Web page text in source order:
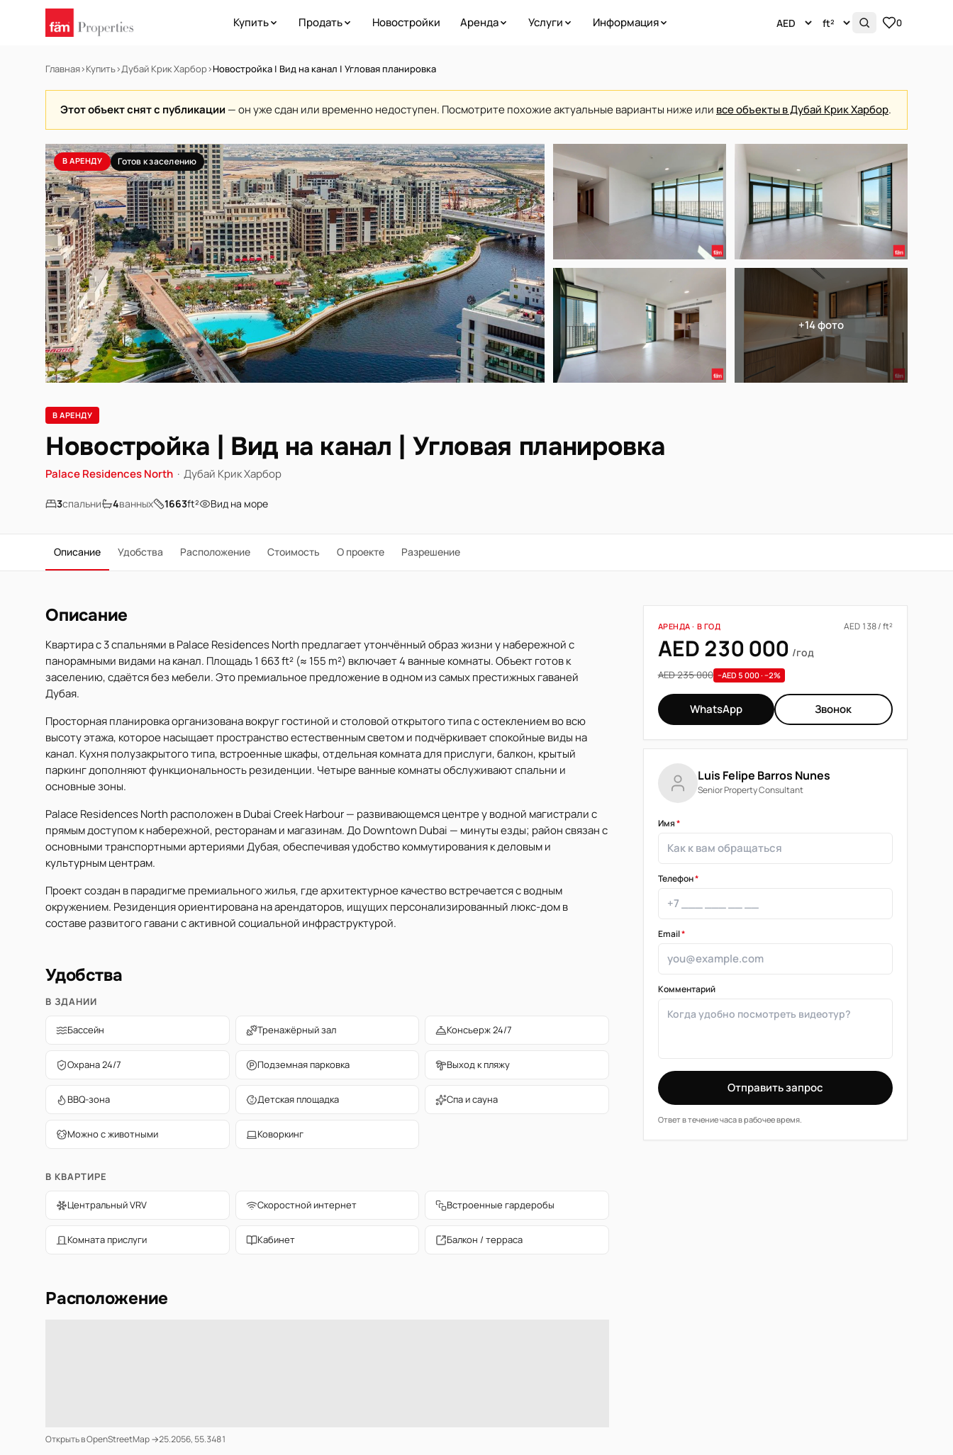
Купить Продать Новостройки Аренда Услуги Информация 0
Главная›Купить›Дубай Крик Харбор›Новостройка | Вид на канал | Угловая планировка
Этот объект снят с публикации — он уже сдан или временно недоступен. Посмотрите похожие актуальные варианты ниже или все объекты в Дубай Крик Харбор.
В АРЕНДУ Готов к заселению
+14 фото
В АРЕНДУ
Новостройка | Вид на канал | Угловая планировка
Palace Residences North · Дубай Крик Харбор
3спальни 4ванных 1663ft² Вид на море
Описание Удобства Расположение Стоимость О проекте Разрешение
Описание
Квартира с 3 спальнями в Palace Residences North предлагает утончённый образ жизни у набережной с
панорамными видами на канал. Площадь 1 663 ft² (≈ 155 m²) включает 4 ванные комнаты. Объект готов к
заселению, сдаётся без мебели. Это премиальное предложение в одном из самых престижных гаваней
Дубая.
Просторная планировка организована вокруг гостиной и столовой открытого типа с остеклением во всю
высоту этажа, которое насыщает пространство естественным светом и подчёркивает спокойные виды на
канал. Кухня полузакрытого типа, встроенные шкафы, отдельная комната для прислуги, балкон, крытый
паркинг дополняют функциональность резиденции. Четыре ванные комнаты обслуживают спальни и
основные зоны.
Palace Residences North расположен в Dubai Creek Harbour — развивающемся центре у водной магистрали с
прямым доступом к набережной, ресторанам и магазинам. До Downtown Dubai — минуты езды; район связан с
основными транспортными артериями Дубая, обеспечивая удобство коммутирования к деловым и
культурным центрам.
Проект создан в парадигме премиального жилья, где архитектурное качество встречается с водным
окружением. Резиденция ориентирована на арендаторов, ищущих персонализированный люкс-дом в
составе развитого гавани с активной социальной инфраструктурой.
Удобства
В ЗДАНИИ
Бассейн Тренажёрный зал Консьерж 24/7
Охрана 24/7 Подземная парковка Выход к пляжу
BBQ-зона Детская площадка Спа и сауна
Можно с животными Коворкинг
В КВАРТИРЕ
Центральный VRV Скоростной интернет Встроенные гардеробы
Комната прислуги Кабинет Балкон / терраса
Расположение
Открыть в OpenStreetMap →25.2056, 55.3481
АРЕНДА · В ГОД AED 138 / ft²
AED 230 000 /год
AED 235 000 −AED 5 000 · −2%
WhatsApp Звонок
Luis Felipe Barros Nunes
Senior Property Consultant
Имя*
Телефон*
Email*
Комментарий
Отправить запрос
Ответ в течение часа в рабочее время.